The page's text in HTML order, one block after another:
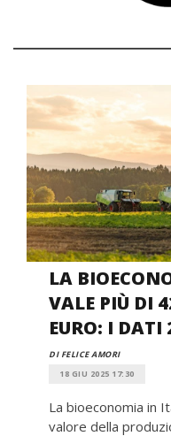
LA
VALE PIÙ DI
EURO: I DATI
DI FELICE AMORI
18 GIU 2025 17:30
La bioeconomia in
valore della